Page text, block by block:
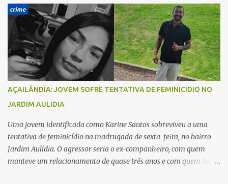
r
AÇAILÂNDIA: JOVEM SOFRE TENTATIVA DE FEMINICIDIO NO
JARDIM AULIDIA
Uma jovem identificada como Karine Santos sobreviveu a uma
tentativa de feminicídio na madrugada de sexta-feira, no bairro
Jardim Aulídia. O agressor seria o ex-companheiro, com quem
manteve um relacionamento de quase três anos e com quem tem